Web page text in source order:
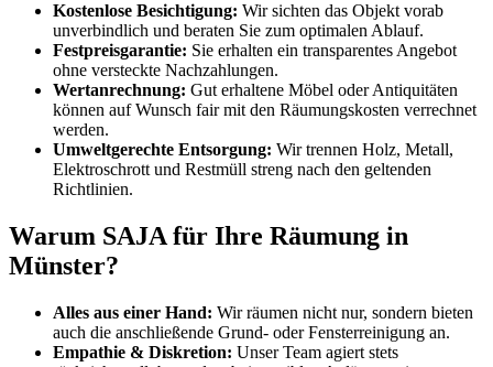
Kostenlose Besichtigung: Wir sichten das Objekt vorab
unverbindlich und beraten Sie zum optimalen Ablauf.
Festpreisgarantie: Sie erhalten ein transparentes Angebot
ohne versteckte Nachzahlungen.
Wertanrechnung: Gut erhaltene Möbel oder Antiquitäten
können auf Wunsch fair mit den Räumungskosten verrechnet
werden.
Umweltgerechte Entsorgung: Wir trennen Holz, Metall,
Elektroschrott und Restmüll streng nach den geltenden
Richtlinien.
Warum SAJA für Ihre Räumung in
Münster?
Alles aus einer Hand: Wir räumen nicht nur, sondern bieten
auch die anschließende Grund- oder Fensterreinigung an.
Empathie & Diskretion: Unser Team agiert stets